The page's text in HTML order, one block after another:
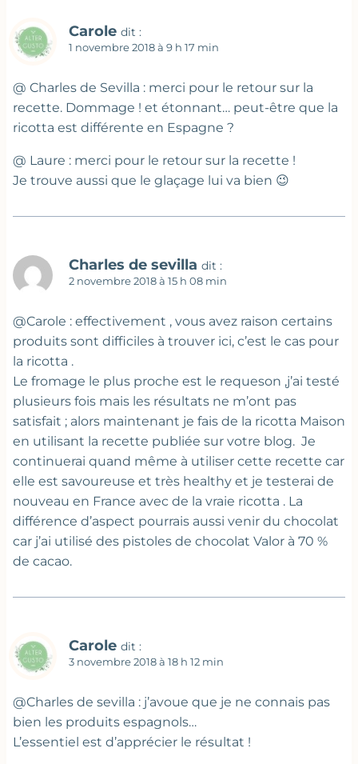
Carole dit :
1 novembre 2018 à 9 h 17 min
@ Charles de Sevilla : merci pour le retour sur la
recette. Dommage ! et étonnant… peut-être que la
ricotta est différente en Espagne ?
@ Laure : merci pour le retour sur la recette !
Je trouve aussi que le glaçage lui va bien 😉
Charles de sevilla dit :
2 novembre 2018 à 15 h 08 min
@Carole : effectivement , vous avez raison certains
produits sont difficiles à trouver ici, c’est le cas pour
la ricotta .
Le fromage le plus proche est le requeson ,j’ai testé
plusieurs fois mais les résultats ne m’ont pas
satisfait ; alors maintenant je fais de la ricotta Maison
en utilisant la recette publiée sur votre blog. Je
continuerai quand même à utiliser cette recette car
elle est savoureuse et très healthy et je testerai de
nouveau en France avec de la vraie ricotta . La
différence d’aspect pourrais aussi venir du chocolat
car j’ai utilisé des pistoles de chocolat Valor à 70 %
de cacao.
Carole dit :
3 novembre 2018 à 18 h 12 min
@Charles de sevilla : j’avoue que je ne connais pas
bien les produits espagnols…
L’essentiel est d’apprécier le résultat !